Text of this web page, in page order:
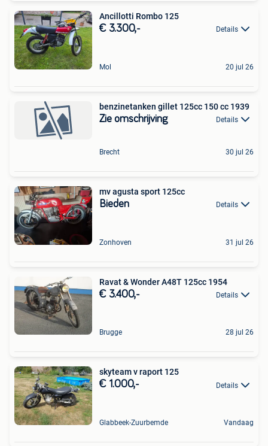
Ancillotti Rombo 125
€ 3.300,- Details
Mol 20 jul 26
benzinetanken gillet 125cc 150 cc 1939
Zie omschrijving Details
Brecht 30 jul 26
mv agusta sport 125cc
Bieden Details
Zonhoven 31 jul 26
Ravat & Wonder A48T 125cc 1954
€ 3.400,- Details
Brugge 28 jul 26
skyteam v raport 125
€ 1.000,- Details
Glabbeek-Zuurbemde Vandaag